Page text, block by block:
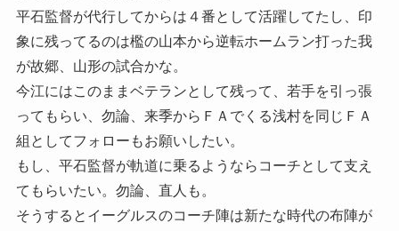
平石監督が代行してからは４番として活躍してたし、印
象に残ってるのは檻の山本から逆転ホームラン打った我
が故郷、山形の試合かな。
今江にはこのままベテランとして残って、若手を引っ張
ってもらい、勿論、来季からＦＡでくる浅村を同じＦＡ
組としてフォローもお願いしたい。
もし、平石監督が軌道に乗るようならコーチとして支え
てもらいたい。勿論、直人も。
そうするとイーグルスのコーチ陣は新たな時代の布陣が